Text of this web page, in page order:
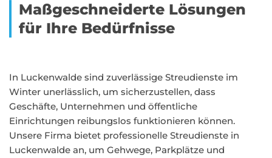
Maßgeschneiderte Lösungen
für Ihre Bedürfnisse
In Luckenwalde sind zuverlässige Streudienste im
Winter unerlässlich, um sicherzustellen, dass
Geschäfte, Unternehmen und öffentliche
Einrichtungen reibungslos funktionieren können.
Unsere Firma bietet professionelle Streudienste in
Luckenwalde an, um Gehwege, Parkplätze und